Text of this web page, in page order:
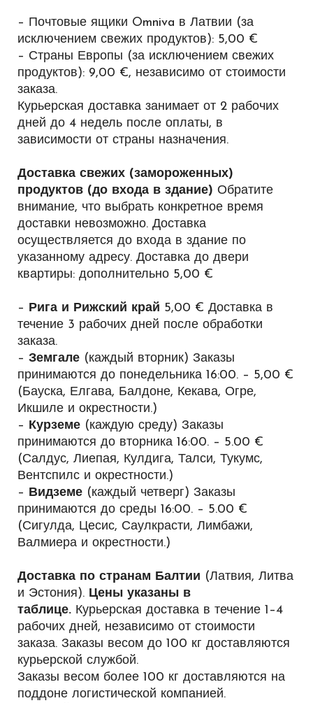
– Почтовые ящики Omniva в Латвии (за
исключением свежих продуктов): 5,00 €
– Страны Европы (за исключением свежих
продуктов): 9,00 €, независимо от стоимости
заказа.
Курьерская доставка занимает от 2 рабочих
дней до 4 недель после оплаты, в
зависимости от страны назначения.
Доставка свежих (замороженных)
продуктов (до входа в здание) Обратите
внимание, что выбрать конкретное время
доставки невозможно. Доставка
осуществляется до входа в здание по
указанному адресу. Доставка до двери
квартиры: дополнительно 5,00 €
– Рига и Рижский край 5,00 € Доставка в
течение 3 рабочих дней после обработки
заказа.
– Земгале (каждый вторник) Заказы
принимаются до понедельника 16:00. – 5,00 €
(Бауска, Елгава, Балдоне, Кекава, Огре,
Икшиле и окрестности.)
– Курземе (каждую среду) Заказы
принимаются до вторника 16:00. – 5.00 €
(Салдус, Лиепая, Кулдига, Талси, Тукумс,
Вентспилс и окрестности.)
– Видземе (каждый четверг) Заказы
принимаются до среды 16:00. – 5.00 €
(Сигулда, Цесис, Саулкрасти, Лимбажи,
Валмиера и окрестности.)
Доставка по странам Балтии (Латвия, Литва
и Эстония). Цены указаны в
таблице. Курьерская доставка в течение 1–4
рабочих дней, независимо от стоимости
заказа. Заказы весом до 100 кг доставляются
курьерской службой.
Заказы весом более 100 кг доставляются на
поддоне логистической компанией.